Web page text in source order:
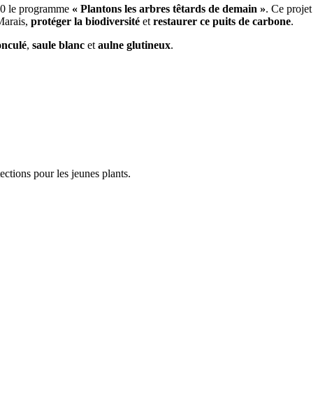
le programme « Plantons les arbres têtards de demain ». Ce projet
protéger la biodiversité et restaurer ce puits de carbone.
, saule blanc et aulne glutineux.
pour les jeunes plants.